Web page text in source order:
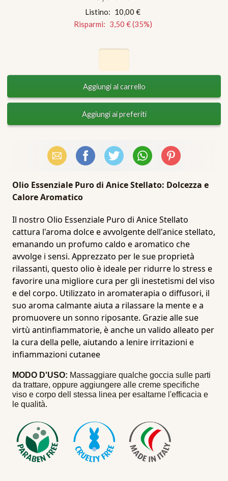
Listino: 10,00 €
Risparmi: 3,50 €(35%)
Email FacebookX (Twitter)WhatsAppPinterest
Olio Essenziale Puro di Anice Stellato: Dolcezza e
Calore Aromatico
Il nostro Olio Essenziale Puro di Anice Stellato
cattura l'aroma dolce e avvolgente dell'anice stellato,
emanando un profumo caldo e aromatico che
avvolge i sensi. Apprezzato per le sue proprietà
rilassanti, questo olio è ideale per ridurre lo stress e
favorire una migliore cura per gli inestetismi del viso
e del corpo. Utilizzato in aromaterapia o diffusori, il
suo aroma calmante aiuta a rilassare la mente e a
promuovere un sonno riposante. Grazie alle sue
virtù antinfiammatorie, è anche un valido alleato per
la cura della pelle, aiutando a lenire irritazioni e
infiammazioni cutanee
MODO D'USO: Massaggiare qualche goccia sulle parti
da trattare, oppure aggiungere alle creme specifiche
viso e corpo dell stessa linea per esaltarne l'efficacia e
le qualità.